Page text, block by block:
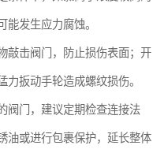
发生应力腐蚀。
敲击阀门，防止损伤表面；开
扳动手轮造成螺纹损伤。
阀门，建议定期检查连接法
油或进行包裹保护，延长整体